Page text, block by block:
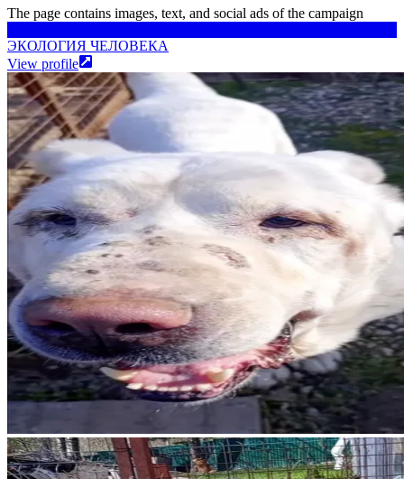
The page contains images, text, and social ads of the campaign
ЭКОЛОГИЯ ЧЕЛОВЕКА
View profile